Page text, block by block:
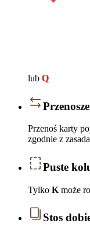
lub Q
Przenoś karty
zgodnie z
Puste
Tylko K może
Stos